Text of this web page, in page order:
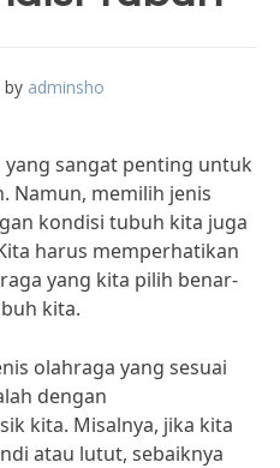
by adminsho
sangat penting untuk
Namun, memilih jenis
kondisi tubuh kita juga
harus memperhatikan
yang kita pilih benar-
kita.
olahraga yang sesuai
dengan
kita. Misalnya, jika kita
atau lutut, sebaiknya